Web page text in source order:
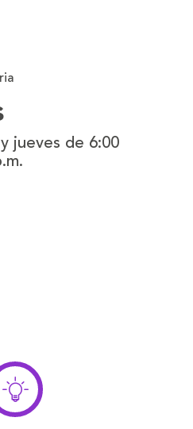
jueves de 6:00